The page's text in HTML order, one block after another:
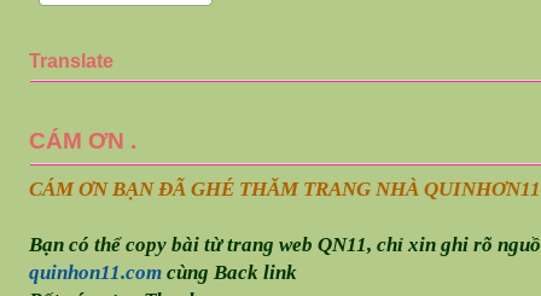
Translate
CÁM ƠN .
CÁM ƠN BẠN ĐÃ GHÉ THĂM TRANG NHÀ QUINHƠN
Bạn có thể copy bài từ trang web QN11, chỉ xin ghi rõ
quinhon11.comcùng Back link